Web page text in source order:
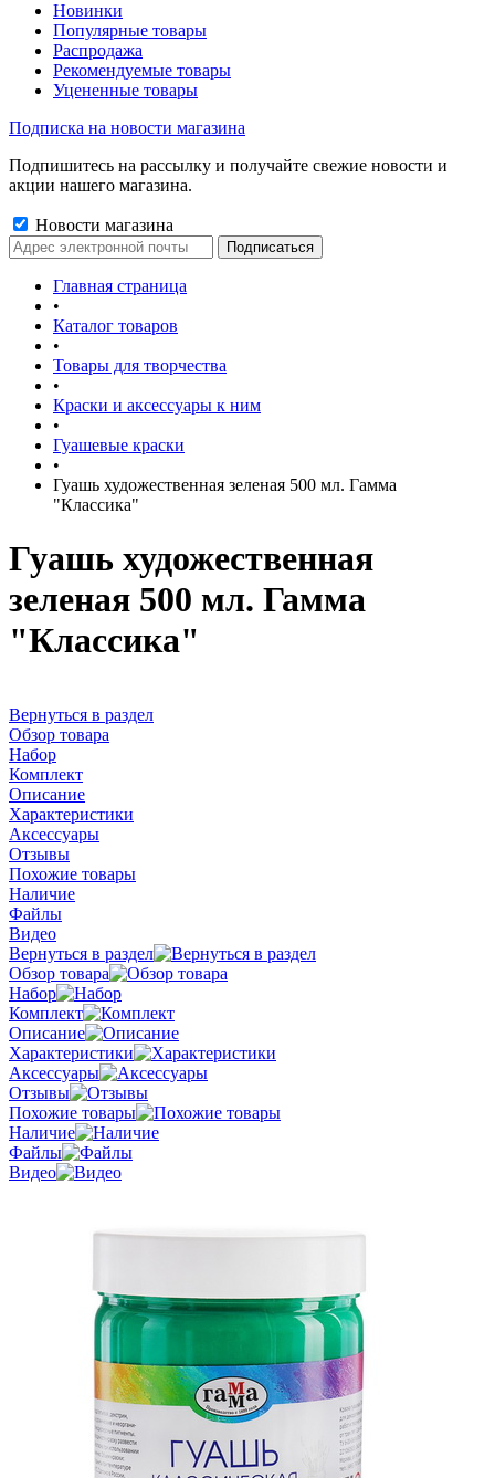
Новинки
Популярные товары
Распродажа
Рекомендуемые товары
Уцененные товары
Подписка на новости магазина
Подпишитесь на рассылку и получайте свежие новости и
акции нашего магазина.
Новости магазина
Главная страница
•
Каталог товаров
•
Товары для творчества
•
Краски и аксессуары к ним
•
Гуашевые краски
•
Гуашь художественная зеленая 500 мл. Гамма
"Классика"
Гуашь художественная
зеленая 500 мл. Гамма
"Классика"
Вернуться в раздел
Обзор товара
Набор
Комплект
Описание
Характеристики
Аксессуары
Отзывы
Похожие товары
Наличие
Файлы
Видео
Вернуться в раздел
Обзор товара
Набор
Комплект
Описание
Характеристики
Аксессуары
Отзывы
Похожие товары
Наличие
Файлы
Видео